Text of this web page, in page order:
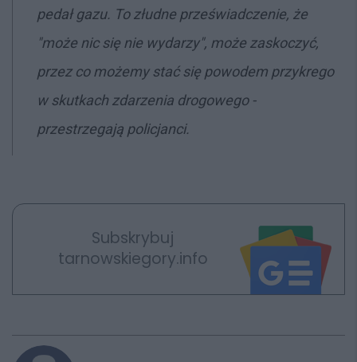
pedał gazu. To złudne przeświadczenie, że
"może nic się nie wydarzy", może zaskoczyć,
przez co możemy stać się powodem przykrego
w skutkach zdarzenia drogowego -
przestrzegają policjanci.
Subskrybuj
tarnowskiegory.info